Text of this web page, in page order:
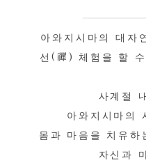
아와지시마의 대자
선(禪) 체험을 할
사계절
아와지시마의
몸과 마음을 치유하
자신과